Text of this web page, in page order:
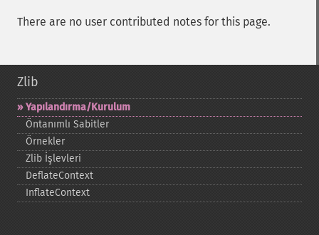
There are no user contributed notes for this page.
Zlib
Yapılandırma/Kurulum
Öntanımlı Sabitler
Örnekler
Zlib İşlevleri
DeflateContext
InflateContext